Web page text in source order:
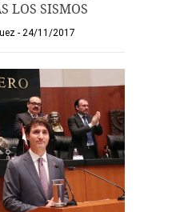
LOS SISMOS
24/11/2017